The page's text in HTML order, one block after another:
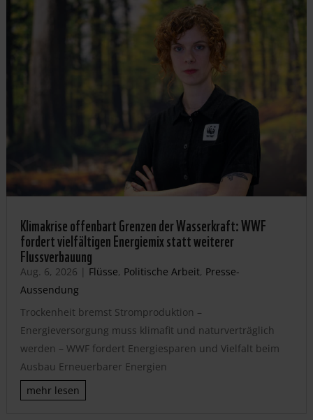
Klimakrise offenbart Grenzen der Wasserkraft: WWF
fordert vielfältigen Energiemix statt weiterer
Flussverbauung
Aug. 6, 2026 | Flüsse, Politische Arbeit, Presse-
Aussendung
Trockenheit bremst Stromproduktion –
Energieversorgung muss klimafit und naturverträglich
werden – WWF fordert Energiesparen und Vielfalt beim
Ausbau Erneuerbarer Energien
mehr lesen